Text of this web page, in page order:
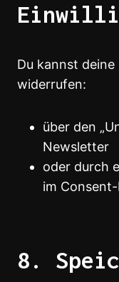
Du kannst
widerrufen:
über den
Newsletter
oder durch
im
8.